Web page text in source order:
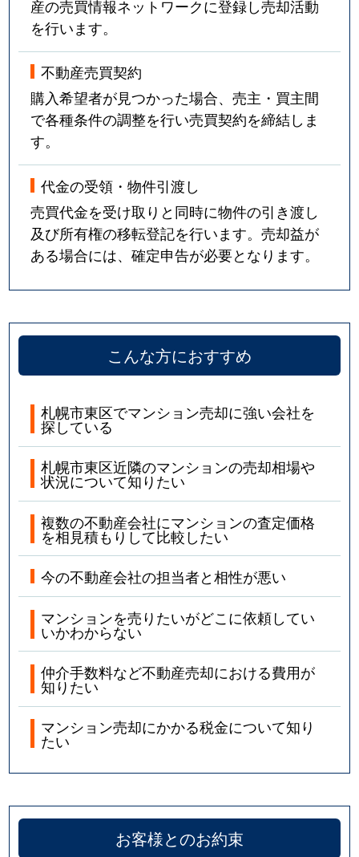
産の売買情報ネットワークに登録し売却活動
を行います。
不動産売買契約
購入希望者が見つかった場合、売主・買主間
で各種条件の調整を行い売買契約を締結しま
す。
代金の受領・物件引渡し
売買代金を受け取りと同時に物件の引き渡し
及び所有権の移転登記を行います。売却益が
ある場合には、確定申告が必要となります。
こんな方におすすめ
札幌市東区でマンション売却に強い会社を
探している
札幌市東区近隣のマンションの売却相場や
状況について知りたい
複数の不動産会社にマンションの査定価格
を相見積もりして比較したい
今の不動産会社の担当者と相性が悪い
マンションを売りたいがどこに依頼してい
いかわからない
仲介手数料など不動産売却における費用が
知りたい
マンション売却にかかる税金について知り
たい
お客様とのお約束